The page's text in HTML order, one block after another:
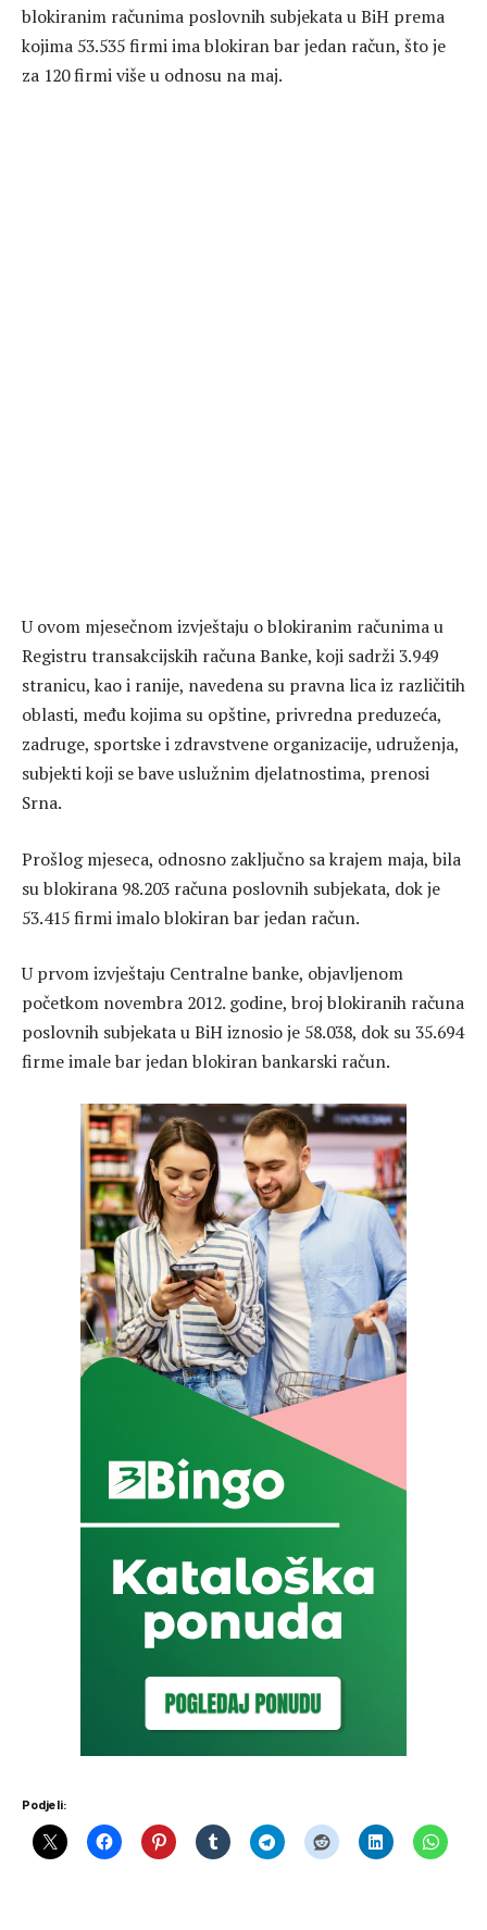
blokiranim računima poslovnih subjekata u BiH prema
kojima 53.535 firmi ima blokiran bar jedan račun, što je
za 120 firmi više u odnosu na maj.
U ovom mjesečnom izvještaju o blokiranim računima u
Registru transakcijskih računa Banke, koji sadrži 3.949
stranicu, kao i ranije, navedena su pravna lica iz različitih
oblasti, među kojima su opštine, privredna preduzeća,
zadruge, sportske i zdravstvene organizacije, udruženja,
subjekti koji se bave uslužnim djelatnostima, prenosi
Srna.
Prošlog mjeseca, odnosno zaključno sa krajem maja, bila
su blokirana 98.203 računa poslovnih subjekata, dok je
53.415 firmi imalo blokiran bar jedan račun.
U prvom izvještaju Centralne banke, objavljenom
početkom novembra 2012. godine, broj blokiranih računa
poslovnih subjekata u BiH iznosio je 58.038, dok su 35.694
firme imale bar jedan blokiran bankarski račun.
Podjeli: